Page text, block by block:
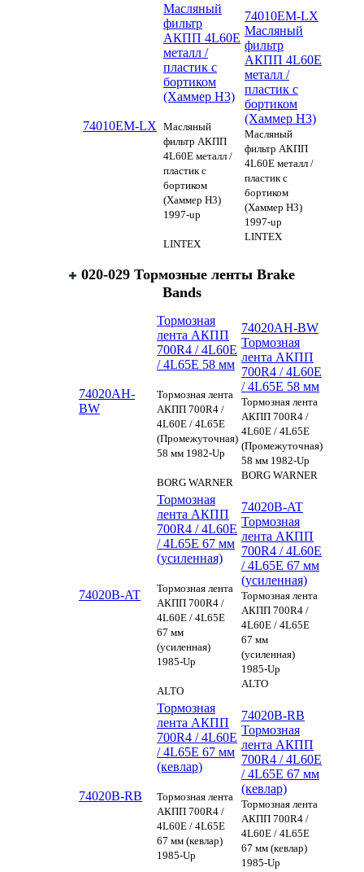
74010EM-LX
Масляный
фильтр
АКПП 4L60E
металл /
пластик с
бортиком
(Хаммер H3)
Масляный
фильтр АКПП
4L60E металл /
пластик с
бортиком
(Хаммер H3)
1997-up
LINTEX
74010EM-LX
Масляный
фильтр
АКПП 4L60E
металл /
пластик с
бортиком
(Хаммер H3)
Масляный
фильтр АКПП
4L60E металл /
пластик с
бортиком
(Хаммер H3)
1997-up
LINTEX
020-029 Тормозные ленты Brake
Bands
74020AH-
BW
Тормозная
лента АКПП
700R4 / 4L60E
/ 4L65E 58 мм
Тормозная лента
АКПП 700R4 /
4L60E / 4L65E
(Промежуточная)
58 мм 1982-Up
BORG WARNER
74020AH-BW
Тормозная
лента АКПП
700R4 / 4L60E
/ 4L65E 58 мм
Тормозная лента
АКПП 700R4 /
4L60E / 4L65E
(Промежуточная)
58 мм 1982-Up
BORG WARNER
74020B-AT
Тормозная
лента АКПП
700R4 / 4L60E
/ 4L65E 67 мм
(усиленная)
Тормозная лента
АКПП 700R4 /
4L60E / 4L65E
67 мм
(усиленная)
1985-Up
ALTO
74020B-AT
Тормозная
лента АКПП
700R4 / 4L60E
/ 4L65E 67 мм
(усиленная)
Тормозная лента
АКПП 700R4 /
4L60E / 4L65E
67 мм
(усиленная)
1985-Up
ALTO
74020B-RB
Тормозная
лента АКПП
700R4 / 4L60E
/ 4L65E 67 мм
(кевлар)
Тормозная лента
АКПП 700R4 /
4L60E / 4L65E
67 мм (кевлар)
1985-Up
74020B-RB
Тормозная
лента АКПП
700R4 / 4L60E
/ 4L65E 67 мм
(кевлар)
Тормозная лента
АКПП 700R4 /
4L60E / 4L65E
67 мм (кевлар)
1985-Up